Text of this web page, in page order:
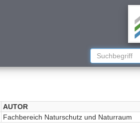
AUTOR
Fachbereich Naturschutz und Naturraum